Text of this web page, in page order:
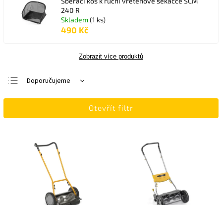
240 R
Skladem(1 ks)
490 Kč
Zobrazit více produktů
Doporučujeme
Nejlevnější
Abecedně
Otevřít filtr